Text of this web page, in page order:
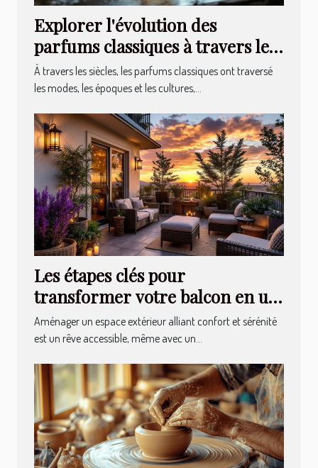
Explorer l'évolution des
parfums classiques à travers les
âges
À travers les siècles, les parfums classiques ont traversé
les modes, les époques et les cultures,...
Les étapes clés pour
transformer votre balcon en un
havre de paix
Aménager un espace extérieur alliant confort et sérénité
est un rêve accessible, même avec un...